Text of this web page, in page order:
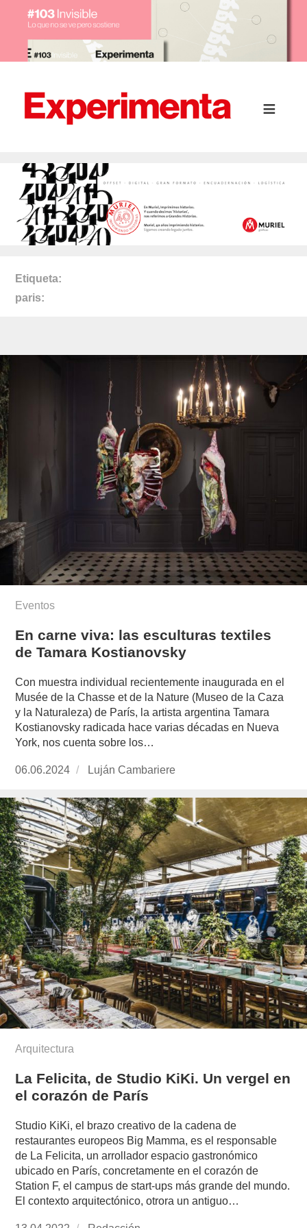
Etiqueta
paris
Eventos
En carne viva: las esculturas textiles
de Tamara Kostianovsky
Con muestra individual recientemente inaugurada en el
Musée de la Chasse et de la Nature (Museo de la Caza
y la Naturaleza) de París, la artista argentina Tamara
Kostianovsky radicada hace varias décadas en Nueva
York, nos cuenta sobre los…
Publicado
06.06.2024
https://www.experimenta.es/author/lujan-
Luján Cambariere
Arquitectura
La Felicita, de Studio KiKi. Un vergel en
el corazón de París
Studio KiKi, el brazo creativo de la cadena de
restaurantes europeos Big Mamma, es el responsable
de La Felicita, un arrollador espacio gastronómico
ubicado en París, concretamente en el corazón de
Station F, el campus de start-ups más grande del mundo.
El contexto arquitectónico, otrora un antiguo…